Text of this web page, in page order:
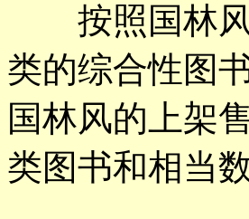
按照国林风
类的综合性图
国林风的上架
类图书和相当